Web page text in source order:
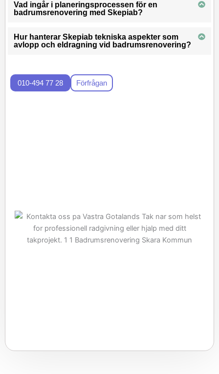
Vad ingår i planeringsprocessen för en
badrumsrenovering med Skepiab?
Hur hanterar Skepiab tekniska aspekter som
avlopp och eldragning vid badrumsrenovering?
010-494 77 28 Förfrågan